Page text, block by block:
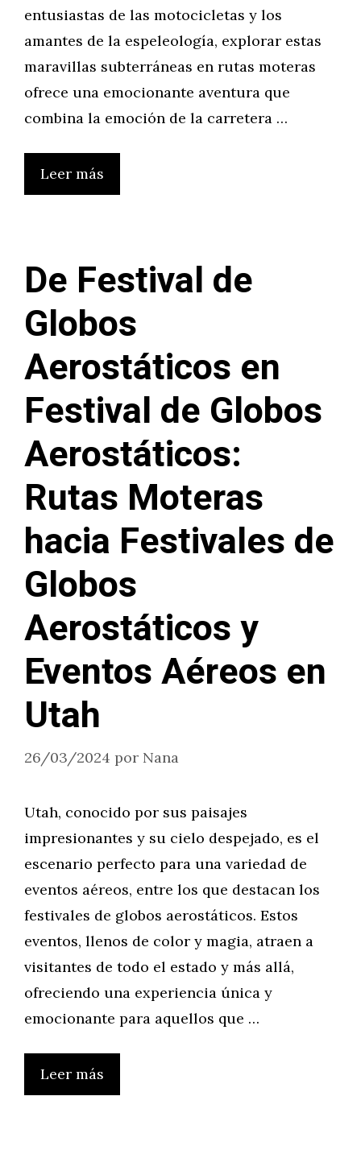
entusiastas de las motocicletas y los
amantes de la espeleología, explorar estas
maravillas subterráneas en rutas moteras
ofrece una emocionante aventura que
combina la emoción de la carretera …
Leer más
De Festival de
Globos
Aerostáticos en
Festival de Globos
Aerostáticos:
Rutas Moteras
hacia Festivales de
Globos
Aerostáticos y
Eventos Aéreos en
Utah
26/03/2024 por Nana
Utah, conocido por sus paisajes
impresionantes y su cielo despejado, es el
escenario perfecto para una variedad de
eventos aéreos, entre los que destacan los
festivales de globos aerostáticos. Estos
eventos, llenos de color y magia, atraen a
visitantes de todo el estado y más allá,
ofreciendo una experiencia única y
emocionante para aquellos que …
Leer más